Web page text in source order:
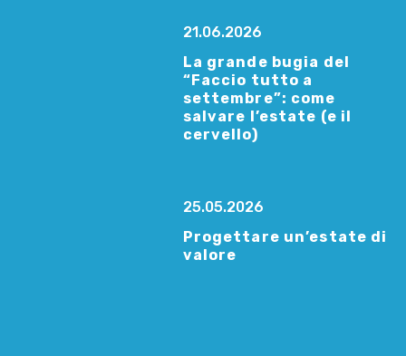
21.06.2026
La grande bugia del
“Faccio tutto a
settembre”: come
salvare l’estate (e il
cervello)
25.05.2026
Progettare un’estate di
valore